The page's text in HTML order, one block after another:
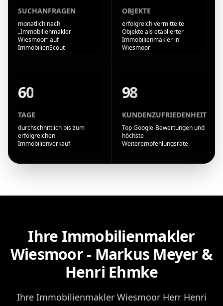
SUCHANFRAGEN
monatlich nach
„Immobilienmakler
Wiesmoor“ auf
ImmobilienScout
OBJEKTE
erfolgreich vermittelte
Objekte als etablierter
Immobilienmakler in
Wiesmoor
60
TAGE
durchschnittlich bis zum
erfolgreichen
Immobilienverkauf
98
KUNDENZUFRIEDENHEIT
Top Google-Bewertungen und
höchste
Weiterempfehlungsrate
Ihre Immobilienmakler
Wiesmoor - Markus Meyer &
Henri Ehmke
Ihre Immobilienmakler Wiesmoor Herr Henri